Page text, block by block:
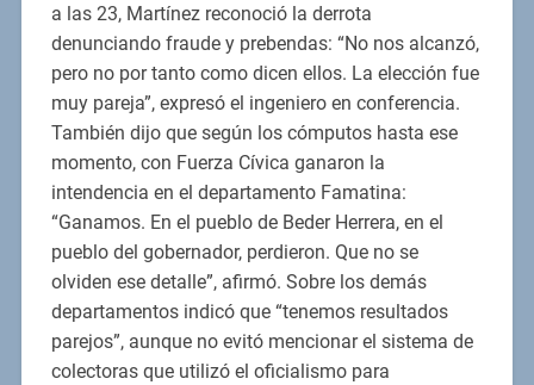
a las 23, Martínez reconoció la derrota
denunciando fraude y prebendas: “No nos alcanzó,
pero no por tanto como dicen ellos. La elección fue
muy pareja”, expresó el ingeniero en conferencia.
También dijo que según los cómputos hasta ese
momento, con Fuerza Cívica ganaron la
intendencia en el departamento Famatina:
“Ganamos. En el pueblo de Beder Herrera, en el
pueblo del gobernador, perdieron. Que no se
olviden ese detalle”, afirmó. Sobre los demás
departamentos indicó que “tenemos resultados
parejos”, aunque no evitó mencionar el sistema de
colectoras que utilizó el oficialismo para